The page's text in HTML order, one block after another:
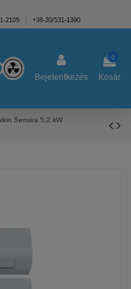
2105 +36-20/531-1390
Bejelentkezés
0
Kosár
Sensira 5,2 kW